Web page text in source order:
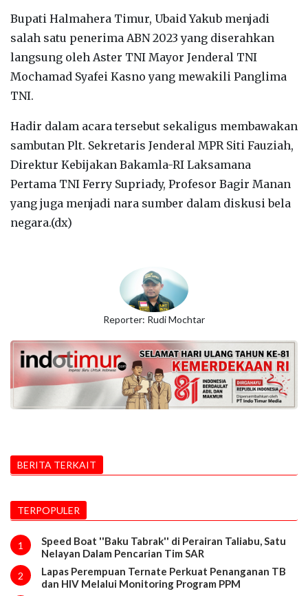
Bupati Halmahera Timur, Ubaid Yakub menjadi
salah satu penerima ABN 2023 yang diserahkan
langsung oleh Aster TNI Mayor Jenderal TNI
Mochamad Syafei Kasno yang mewakili Panglima
TNI.
Hadir dalam acara tersebut sekaligus membawakan
sambutan Plt. Sekretaris Jenderal MPR Siti Fauziah,
Direktur Kebijakan Bakamla-RI Laksamana
Pertama TNI Ferry Supriady, Profesor Bagir Manan
yang juga menjadi nara sumber dalam diskusi bela
negara.(dx)
Reporter: Rudi Mochtar
BERITA TERKAIT
TERPOPULER
1
Speed Boat ''Baku Tabrak'' di Perairan Taliabu, Satu
Nelayan Dalam Pencarian Tim SAR
2
Lapas Perempuan Ternate Perkuat Penanganan TB
dan HIV Melalui Monitoring Program PPM